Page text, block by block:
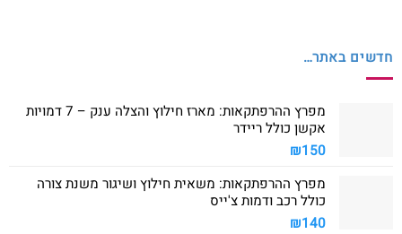
חדשים באתר…
מפרץ ההרפתקאות: מארז חילוץ והצלה ענק – 7 דמויות
אקשן כולל ריידר
₪150
מפרץ ההרפתקאות: משאית חילוץ ושיגור משנת צורה
כולל רכב ודמות צ'ייס
₪140